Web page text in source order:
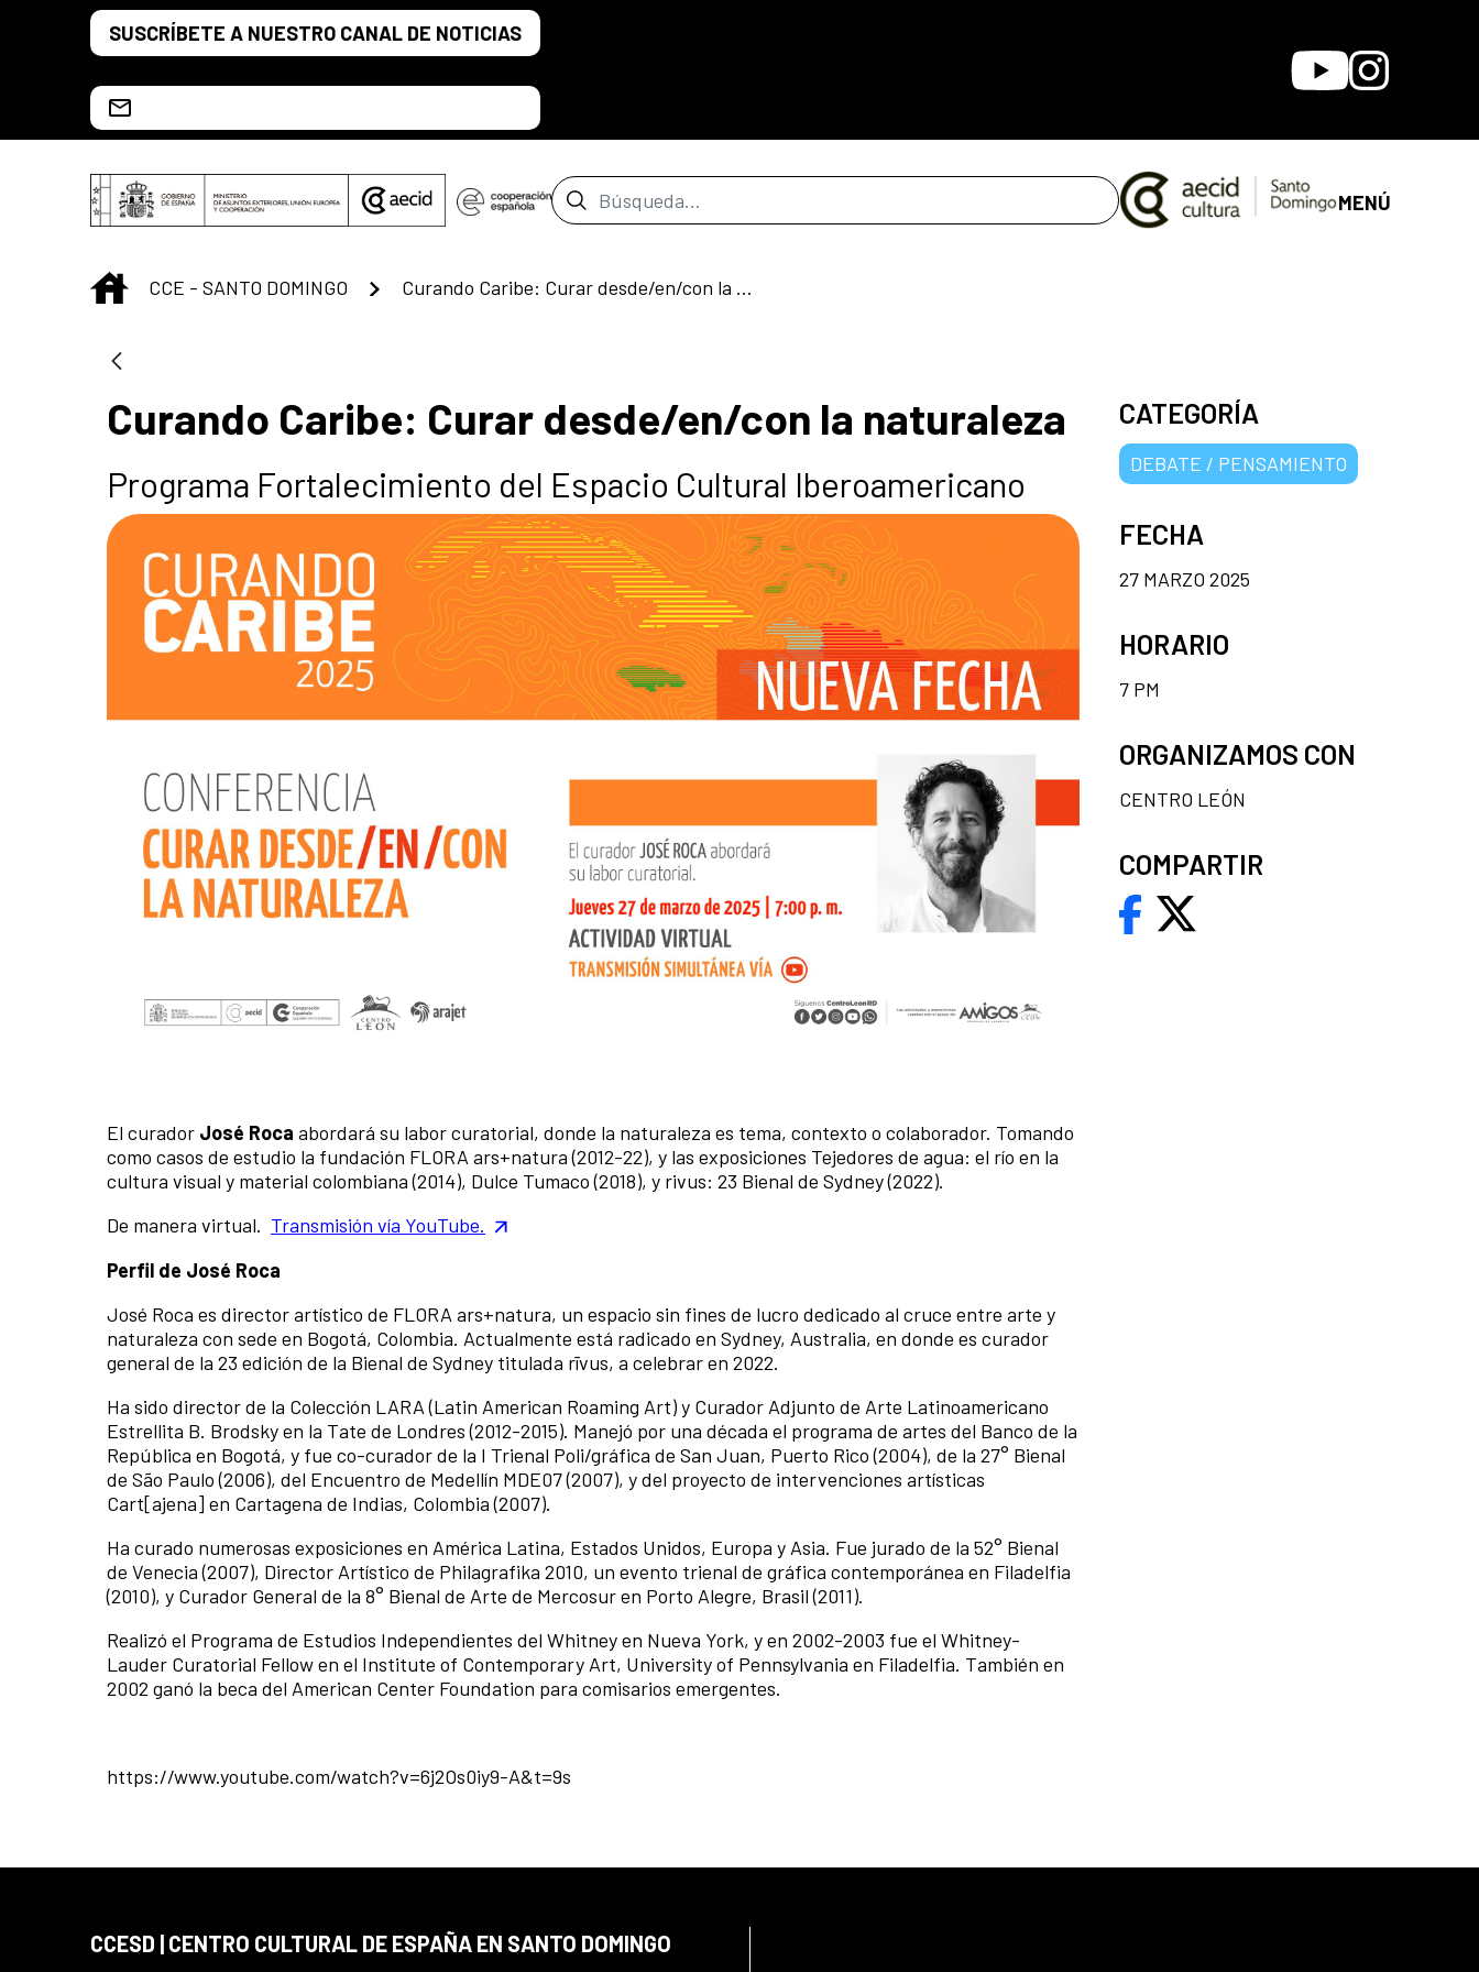
Saltar al contenido principal
SUSCRÍBETE A NUESTRO CANAL DE NOTICIAS
YoutubeInstagram
Barra de búsqueda MENÚ
INICIO
CCE - SANTO DOMINGO Curando Caribe: Curar desde/en/con la naturaleza
Curando Caribe: Curar desde/en/con la naturaleza
Programa Fortalecimiento del Espacio Cultural Iberoamericano
El curador José Roca abordará su labor curatorial, donde la naturaleza es tema, contexto o colaborador. Tomando
como casos de estudio la fundación FLORA ars+natura (2012-22), y las exposiciones Tejedores de agua: el río en la
cultura visual y material colombiana (2014), Dulce Tumaco (2018), y rivus: 23 Bienal de Sydney (2022).
De manera virtual. Transmisión vía YouTube.
Perfil de José Roca
José Roca es director artístico de FLORA ars+natura, un espacio sin fines de lucro dedicado al cruce entre arte y
naturaleza con sede en Bogotá, Colombia. Actualmente está radicado en Sydney, Australia, en donde es curador
general de la 23 edición de la Bienal de Sydney titulada rīvus, a celebrar en 2022.
Ha sido director de la Colección LARA (Latin American Roaming Art) y Curador Adjunto de Arte Latinoamericano
Estrellita B. Brodsky en la Tate de Londres (2012-2015). Manejó por una década el programa de artes del Banco de la
República en Bogotá, y fue co-curador de la I Trienal Poli/gráfica de San Juan, Puerto Rico (2004), de la 27° Bienal
de São Paulo (2006), del Encuentro de Medellín MDE07 (2007), y del proyecto de intervenciones artísticas
Cart[ajena] en Cartagena de Indias, Colombia (2007).
Ha curado numerosas exposiciones en América Latina, Estados Unidos, Europa y Asia. Fue jurado de la 52° Bienal
de Venecia (2007), Director Artístico de Philagrafika 2010, un evento trienal de gráfica contemporánea en Filadelfia
(2010), y Curador General de la 8° Bienal de Arte de Mercosur en Porto Alegre, Brasil (2011).
Realizó el Programa de Estudios Independientes del Whitney en Nueva York, y en 2002-2003 fue el Whitney-
Lauder Curatorial Fellow en el Institute of Contemporary Art, University of Pennsylvania en Filadelfia. También en
2002 ganó la beca del American Center Foundation para comisarios emergentes.
https://www.youtube.com/watch?v=6j2Os0iy9-A&t=9s
CATEGORÍA
DEBATE / PENSAMIENTO
FECHA
27 MARZO 2025
HORARIO
7 PM
ORGANIZAMOS CON
CENTRO LEÓN
COMPARTIR
CCESD | CENTRO CULTURAL DE ESPAÑA EN SANTO DOMINGO